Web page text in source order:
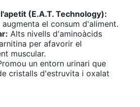
(E.A.T. Technology):
el consum d'aliment.
Alts nivells d'aminoàcids
per afavorir el
muscular.
un entorn urinari que
cristalls d'estruvita i oxalat